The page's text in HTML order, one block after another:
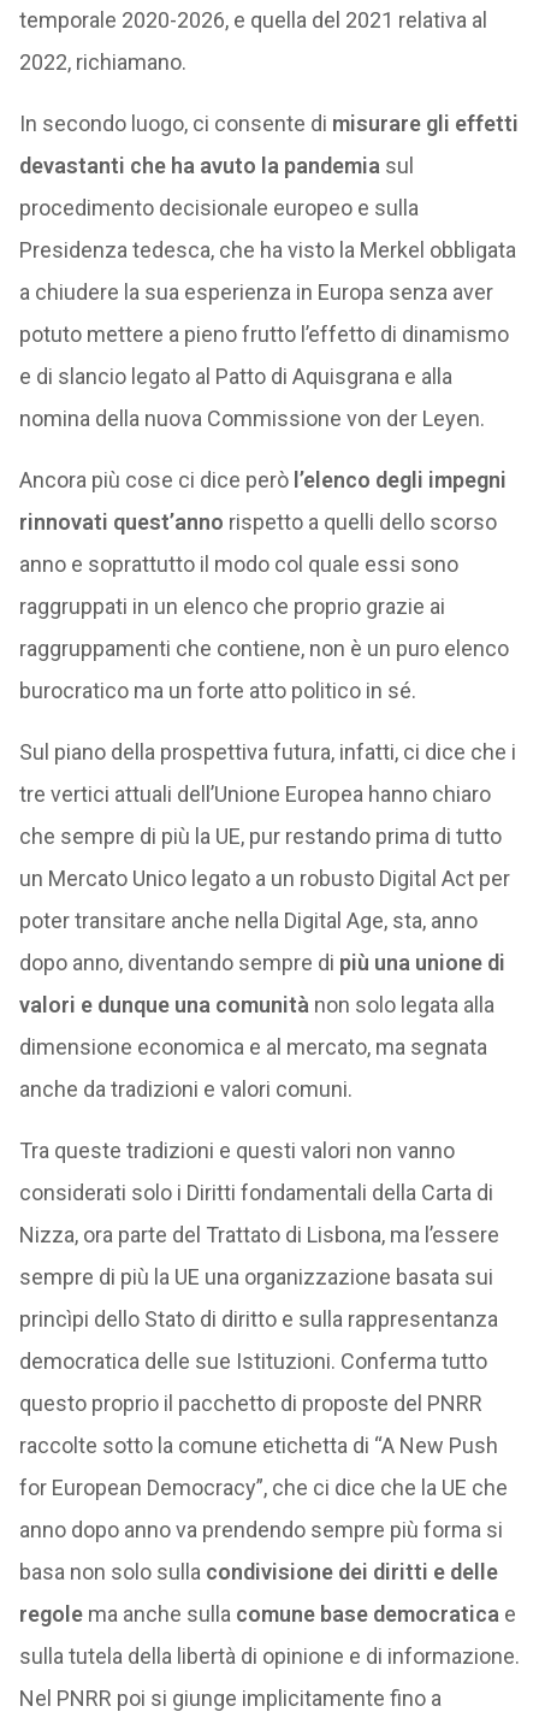
temporale 2020-2026, e quella del 2021 relativa al
2022, richiamano.
In secondo luogo, ci consente di misurare gli effetti
devastanti che ha avuto la pandemia sul
procedimento decisionale europeo e sulla
Presidenza tedesca, che ha visto la Merkel obbligata
a chiudere la sua esperienza in Europa senza aver
potuto mettere a pieno frutto l’effetto di dinamismo
e di slancio legato al Patto di Aquisgrana e alla
nomina della nuova Commissione von der Leyen.
Ancora più cose ci dice però l’elenco degli impegni
rinnovati quest’anno rispetto a quelli dello scorso
anno e soprattutto il modo col quale essi sono
raggruppati in un elenco che proprio grazie ai
raggruppamenti che contiene, non è un puro elenco
burocratico ma un forte atto politico in sé.
Sul piano della prospettiva futura, infatti, ci dice che i
tre vertici attuali dell’Unione Europea hanno chiaro
che sempre di più la UE, pur restando prima di tutto
un Mercato Unico legato a un robusto Digital Act per
poter transitare anche nella Digital Age, sta, anno
dopo anno, diventando sempre di più una unione di
valori e dunque una comunità non solo legata alla
dimensione economica e al mercato, ma segnata
anche da tradizioni e valori comuni.
Tra queste tradizioni e questi valori non vanno
considerati solo i Diritti fondamentali della Carta di
Nizza, ora parte del Trattato di Lisbona, ma l’essere
sempre di più la UE una organizzazione basata sui
princìpi dello Stato di diritto e sulla rappresentanza
democratica delle sue Istituzioni. Conferma tutto
questo proprio il pacchetto di proposte del PNRR
raccolte sotto la comune etichetta di “A New Push
for European Democracy”, che ci dice che la UE che
anno dopo anno va prendendo sempre più forma si
basa non solo sulla condivisione dei diritti e delle
regolema anche sulla comune base democratica e
sulla tutela della libertà di opinione e di informazione.
Nel PNRR poi si giunge implicitamente fino a